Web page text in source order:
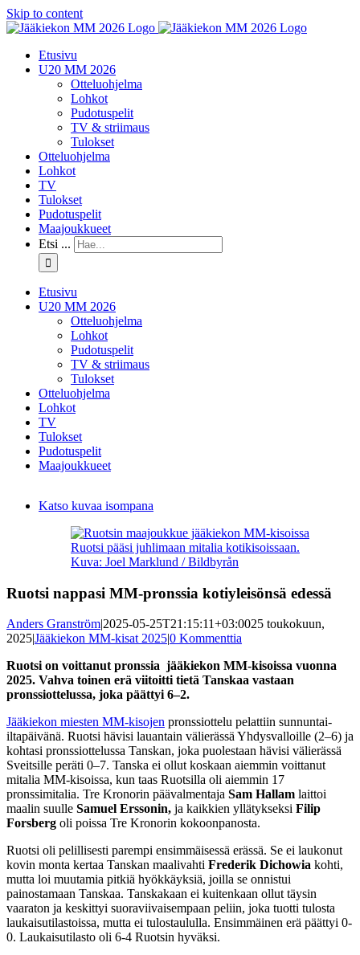
Skip to content
Etusivu
U20 MM 2026
Otteluohjelma
Lohkot
Pudotuspelit
TV & striimaus
Tulokset
Otteluohjelma
Lohkot
TV
Tulokset
Pudotuspelit
Maajoukkueet
Etsi ...
Etusivu
U20 MM 2026
Otteluohjelma
Lohkot
Pudotuspelit
TV & striimaus
Tulokset
Otteluohjelma
Lohkot
TV
Tulokset
Pudotuspelit
Maajoukkueet
Katso kuvaa isompana
Ruotsi pääsi juhlimaan mitalia kotikisoissaan.
Kuva: Joel Marklund / Bildbyrån
Ruotsi nappasi MM-pronssia kotiyleisönsä edessä
Anders Granström|2025-05-25T21:15:11+03:0025 toukokuun,
2025|Jääkiekon MM-kisat 2025|0 Kommenttia
Ruotsi on voittanut pronssia jääkiekon MM-kisoissa vuonna
2025. Vahva toinen erä viitoitti tietä Tanskaa vastaan
pronssiottelussa, joka päättyi 6–2.
Jääkiekon miesten MM-kisojen pronssiottelu pelattiin sunnuntai-
iltapäivänä. Ruotsi hävisi lauantain välierässä Yhdysvalloille (2–6) ja
kohtasi pronssiottelussa Tanskan, joka puolestaan hävisi välierässä
Sveitsille peräti 0–7. Tanska ei ollut koskaan aiemmin voittanut
mitalia MM-kisoissa, kun taas Ruotsilla oli aiemmin 17
pronssimitalia. Tre Kronorin päävalmentaja Sam Hallam laittoi
maalin suulle Samuel Erssonin, ja kaikkien yllätykseksi Filip
Forsberg oli poissa Tre Kronorin kokoonpanosta.
Ruotsi oli pelillisesti parempi ensimmäisessä erässä. Se ei laukonut
kovin monta kertaa Tanskan maalivahti Frederik Dichowia kohti,
mutta loi muutamia pitkiä hyökkäyksiä, joilla se onnistui
painostamaan Tanskaa. Tanskakaan ei kuitenkaan ollut täysin
vaaraton ja keskittyi suoraviivaisempaan peliin, joka tuotti tulosta
laukaisutilastoissa, mutta ei tulostaululla. Ensimmäinen erä päättyi 0-
0. Laukaisutilasto oli 6-4 Ruotsin hyväksi.